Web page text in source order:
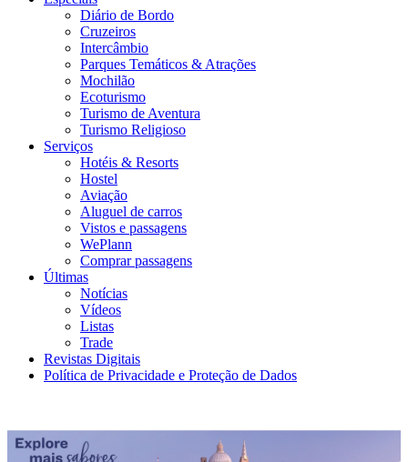
Diário de Bordo
Cruzeiros
Intercâmbio
Parques Temáticos & Atrações
Mochilão
Ecoturismo
Turismo de Aventura
Turismo Religioso
Serviços
Hotéis & Resorts
Hostel
Aviação
Aluguel de carros
Vistos e passagens
WePlann
Comprar passagens
Últimas
Notícias
Vídeos
Listas
Trade
Revistas Digitais
Política de Privacidade e Proteção de Dados